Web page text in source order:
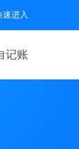
速进入
记账